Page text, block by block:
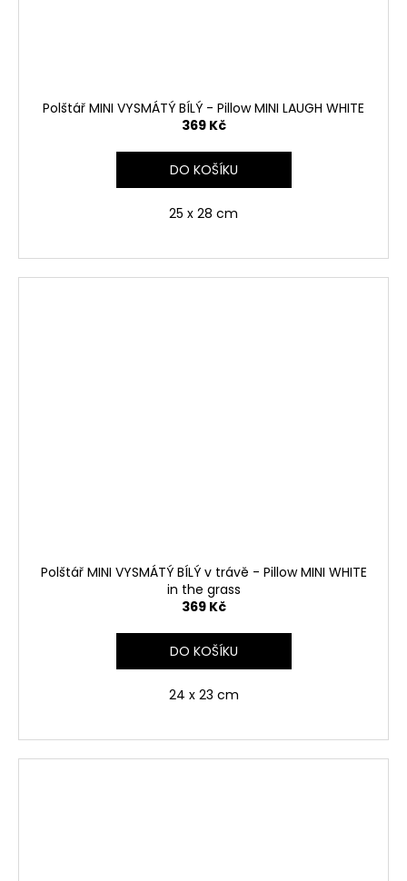
Polštář MINI VYSMÁTÝ BÍLÝ - Pillow MINI LAUGH WHITE
369 Kč
DO KOŠÍKU
25 x 28 cm
Polštář MINI VYSMÁTÝ BÍLÝ v trávě - Pillow MINI WHITE
in the grass
369 Kč
DO KOŠÍKU
24 x 23 cm